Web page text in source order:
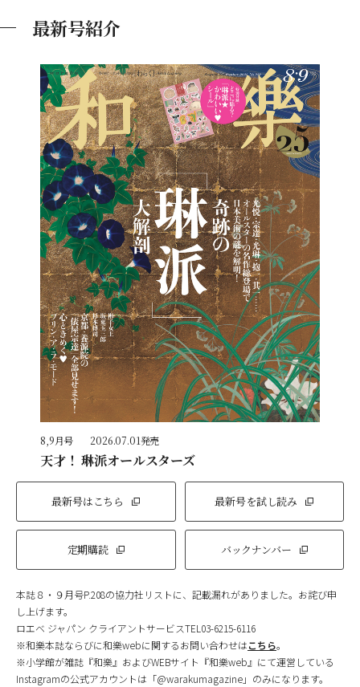
最新号紹介
8,9月号 2026.07.01発売
天才！ 琳派オールスターズ
最新号はこちら 最新号を試し読み
定期購読 バックナンバー
本誌８・９月号P.208の協力社リストに、記載漏れがありました。お詫び申
し上げます。
ロエベ ジャパン クライアントサービスTEL03-6215-6116
※和樂本誌ならびに和樂webに関するお問い合わせはこちら。
※小学館が雑誌『和樂』およびWEBサイト『和樂web』にて運営している
Instagramの公式アカウントは「@warakumagazine」のみになります。